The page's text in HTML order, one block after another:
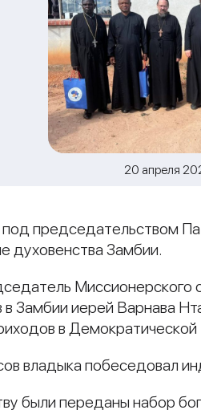
20 апреля
председательством
духовенства Замбии.
Замбии иерей Варнава
в
владыка побеседовал
были переданы набор